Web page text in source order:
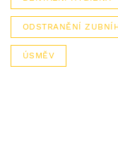
ODSTRANĚNÍ
ÚSMĚV